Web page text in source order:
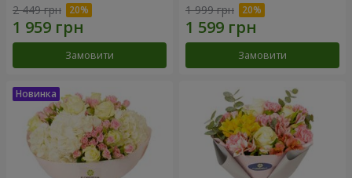
2 449 грн
Замовити
1 999 грн
Замовити